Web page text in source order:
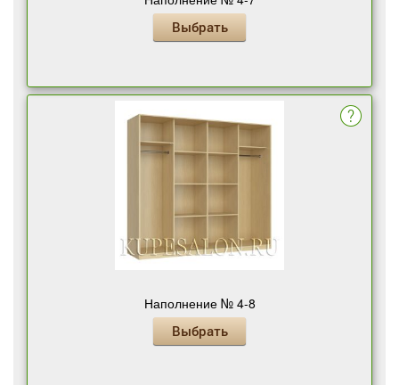
Выбрать
Наполнение № 4-8
Выбрать